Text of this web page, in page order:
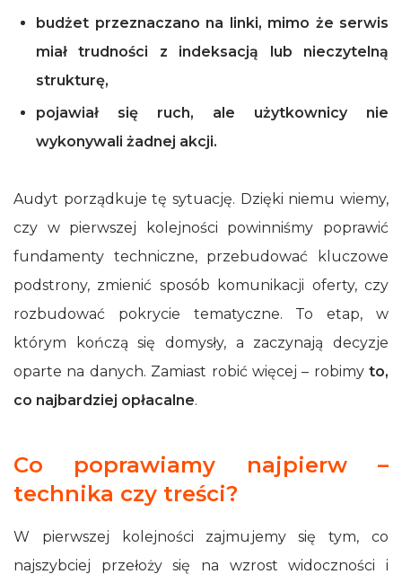
budżet przeznaczano na linki, mimo że serwis
miał trudności z indeksacją lub nieczytelną
strukturę,
pojawiał się ruch, ale użytkownicy nie
wykonywali żadnej akcji.
Audyt porządkuje tę sytuację. Dzięki niemu wiemy,
czy w pierwszej kolejności powinniśmy poprawić
fundamenty techniczne, przebudować kluczowe
podstrony, zmienić sposób komunikacji oferty, czy
rozbudować pokrycie tematyczne. To etap, w
którym kończą się domysły, a zaczynają decyzje
oparte na danych. Zamiast robić więcej – robimy to,
co najbardziej opłacalne.
Co poprawiamy najpierw –
technika czy treści?
W pierwszej kolejności zajmujemy się tym, co
najszybciej przełoży się na wzrost widoczności i